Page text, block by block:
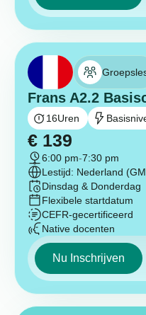
Frans A2.2
16Uren
€ 139
6:00 pm-7:30 pm
Lestijd: Nederland
Dinsdag & Donderdag
Flexibele startdatum
CEFR-gecertificeerd
Native docenten
Nu Inschrijven